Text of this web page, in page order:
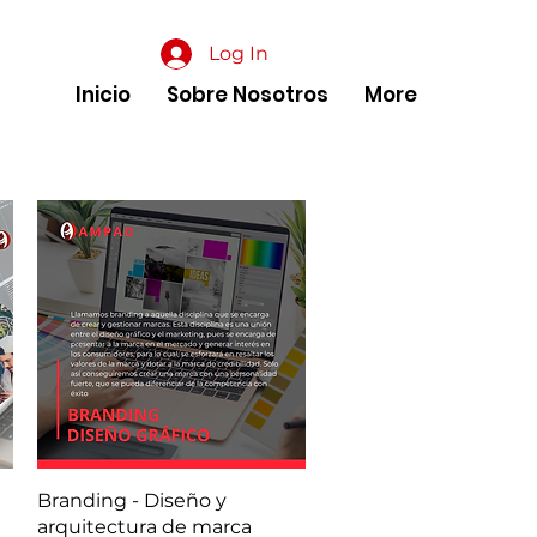
Log In
Inicio Sobre Nosotros More
Quick View
Branding - Diseño y
arquitectura de marca